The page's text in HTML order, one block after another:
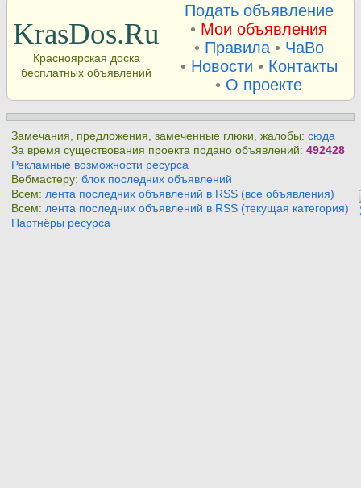
KrasDos.Ru
Красноярская доска
бесплатных объявлений
Подать объявление
• Мои объявления
• Правила• ЧаВо
• Новости • Контакты
• О проекте
Замечания, предложения, замеченные глюки, жалобы:сюда
За время существования проекта подано объявлений:492428
Рекламные возможности ресурса
Вебмастеру:блок последних объявлений
Всем: лента последних объявлений в RSS (все объявления)
Всем: лента последних объявлений в RSS (текущая категория)
Партнёры ресурса